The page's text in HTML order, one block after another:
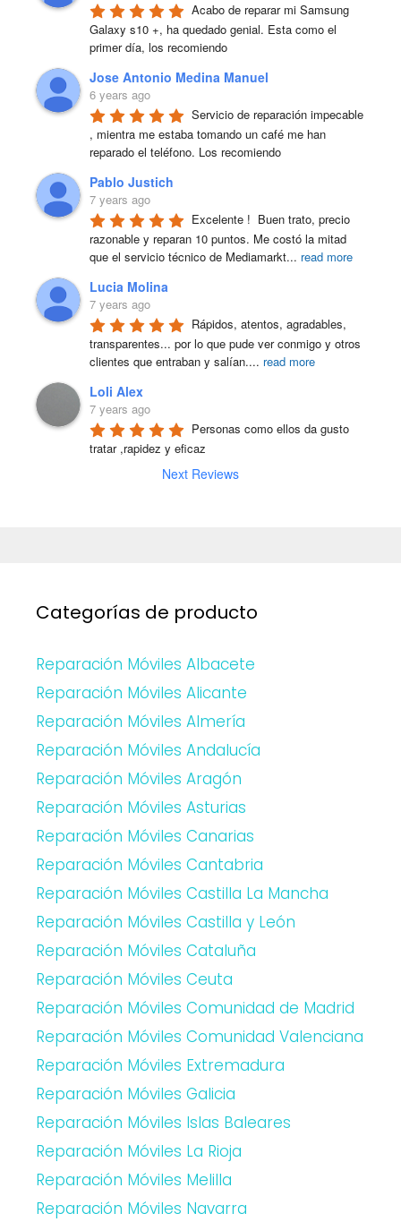
Acabo de reparar mi Samsung
Galaxy s10 +, ha quedado genial. Esta como el
primer día, los recomiendo
Jose Antonio Medina Manuel
6 years ago
Servicio de reparación impecable
, mientra me estaba tomando un café me han
reparado el teléfono. Los recomiendo
Pablo Justich
7 years ago
Excelente !  Buen trato, precio
razonable y reparan 10 puntos. Me costó la mitad
que el servicio técnico de Mediamarkt... read more
Lucia Molina
7 years ago
Rápidos, atentos, agradables,
transparentes... por lo que pude ver conmigo y otros
clientes que entraban y salían.... read more
Loli Alex
7 years ago
Personas como ellos da gusto
tratar ,rapidez y eficaz
Next Reviews
Categorías de producto
Reparación Móviles Albacete
Reparación Móviles Alicante
Reparación Móviles Almería
Reparación Móviles Andalucía
Reparación Móviles Aragón
Reparación Móviles Asturias
Reparación Móviles Canarias
Reparación Móviles Cantabria
Reparación Móviles Castilla La Mancha
Reparación Móviles Castilla y León
Reparación Móviles Cataluña
Reparación Móviles Ceuta
Reparación Móviles Comunidad de Madrid
Reparación Móviles Comunidad Valenciana
Reparación Móviles Extremadura
Reparación Móviles Galicia
Reparación Móviles Islas Baleares
Reparación Móviles La Rioja
Reparación Móviles Melilla
Reparación Móviles Navarra